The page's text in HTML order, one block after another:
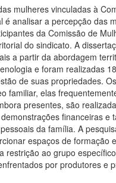
mulheres vinculadas à
analisar a percepção das
da Comissão de
do sindicato. A
a partir da abordagem
e foram realizadas
de suas propriedades.
familiar, elas
presentes, são
financeiras e
da família. A
espaços de formação
ao grupo
por produtores e